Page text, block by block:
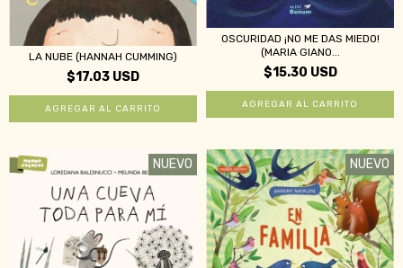
LA NUBE (HANNAH CUMMING)
$17.03 USD
OSCURIDAD ¡NO ME DAS MIEDO!
(MARIA GIANO...
$15.30 USD
NUEVO NUEVO